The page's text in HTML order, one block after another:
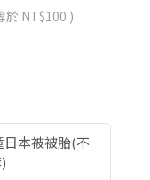
於NT$100 )
日本被被胎(不